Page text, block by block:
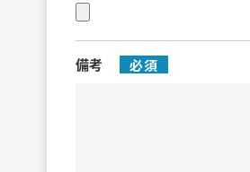
備考